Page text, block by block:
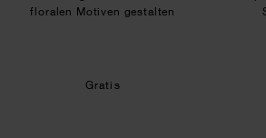
floralen Motiven gestalten
Gratis